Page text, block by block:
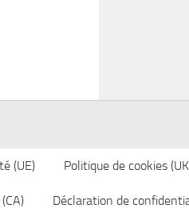
(UE) Politique de cookies
Déclaration de